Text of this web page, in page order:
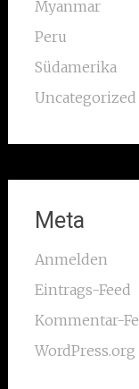
Myanmar
Peru
Südamerika
Uncategorized
Meta
Anmelden
Eintrags-Feed
Kommentar-
WordPress.org